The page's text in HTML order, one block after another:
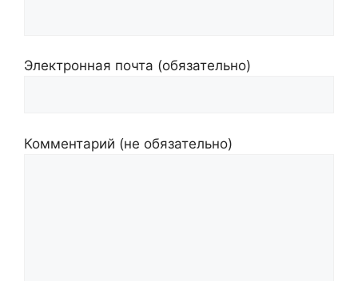
Электронная почта (обязательно)
Комментарий (не обязательно)